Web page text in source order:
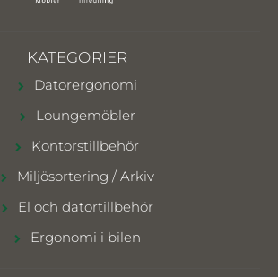
KATEGORIER
Datorergonomi
Loungemöbler
Kontorstillbehör
Miljösortering / Arkiv
El och datortillbehör
Ergonomi i bilen